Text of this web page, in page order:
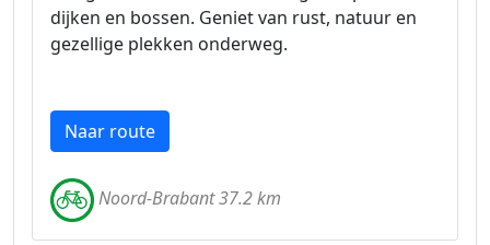
dijken en bossen. Geniet van rust, natuur en
gezellige plekken onderweg.
Naar route
Noord-Brabant 37.2 km